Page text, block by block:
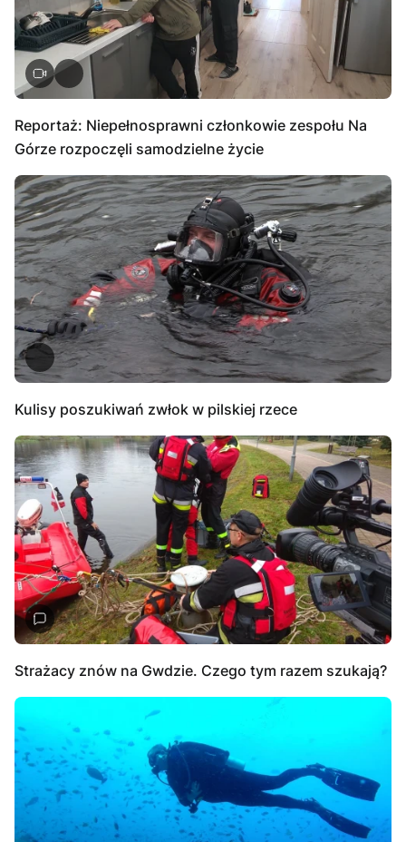
Reportaż: Niepełnosprawni członkowie zespołu Na
Górze rozpoczęli samodzielne życie
Kulisy poszukiwań zwłok w pilskiej rzece
Strażacy znów na Gwdzie. Czego tym razem szukają?